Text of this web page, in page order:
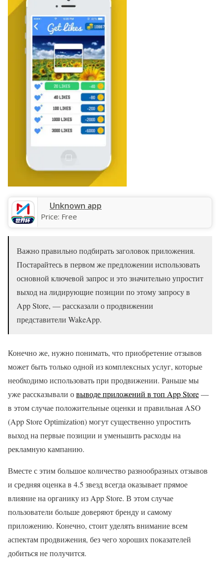
Unknown app
Price: Free
Важно правильно подбирать заголовок приложения.
Постарайтесь в первом же предложении использовать
основной ключевой запрос и это значительно упростит
выход на лидирующие позиции по этому запросу в
App Store, — рассказали о продвижении
представители WakeApp.
Конечно же, нужно понимать, что приобретение отзывов
может быть только одной из комплексных услуг, которые
необходимо использовать при продвижении. Раньше мы
уже рассказывали овыводе приложений в топ App Store—
в этом случае положительные оценки и правильная ASO
(App Store Optimization) могут существенно упростить
выход на первые позиции и уменьшить расходы на
рекламную кампанию.
Вместе с этим большое количество разнообразных отзывов
и средняя оценка в 4.5 звезд всегда оказывает прямое
влияние на органику из App Store. В этом случае
пользователи больше доверяют бренду и самому
приложению. Конечно, стоит уделять внимание всем
аспектам продвижения, без чего хороших показателей
добиться не получится.